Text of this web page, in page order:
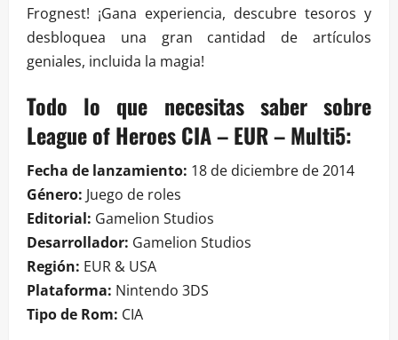
Frognest! ¡Gana experiencia, descubre tesoros y
desbloquea una gran cantidad de artículos
geniales, incluida la magia!
Todo lo que necesitas saber sobre
League of Heroes CIA – EUR – Multi5:
Fecha de lanzamiento: 18 de diciembre de 2014
Género: Juego de roles
Editorial: Gamelion Studios
Desarrollador: Gamelion Studios
Región: EUR & USA
Plataforma: Nintendo 3DS
Tipo de Rom: CIA